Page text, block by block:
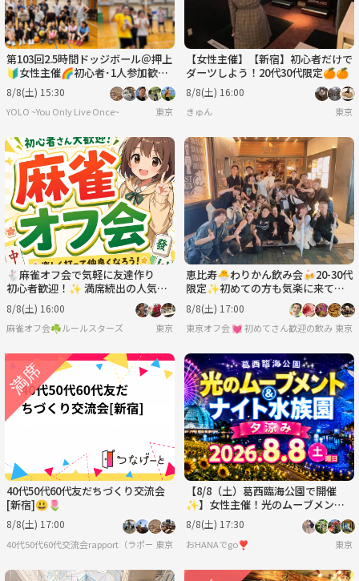
第103回2.5時間ドッジボール＠押上
🔰女性主催🌈初心者･1人参加歓迎
│国際交流🉑
8/8(土) 15:30
YOLO ~You Only Live Once~ 東京
【女性主催】【新宿】初心者だけで
ダーツしよう！20代30代限定🍊🍊
8/8(土) 16:00
きゅん 東京
🐇麻雀オフ会で気軽に友達作り
初心者歓迎！✨ 満席続出の人気イ
ベント！
8/8(土) 16:00
麻雀オフ会☘️ルールスターズ 東京
恵比寿🐣わりかん飲み会🍻20-30代
限定✨初めての方も気楽に来てね
✨
8/8(土) 17:00
東京オフ会 💓 初めてさん歓迎の飲み会で
東京
40代50代60代友だちづくり交流会
[新宿]😃🌷
8/8(土) 17:00
40代50代60代交流会rapport（ラポール）[新宿]
東京
【8/8（土）葛西臨海公園で開催
✨】女性主催！光のムーブメント
＆ナイト水族園体験でリフレッシュ
夕涼みイベント🌊限定開催
8/8(土) 17:30
おHANAでgo❣️ 東京